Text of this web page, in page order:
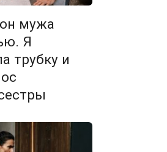
мужа
Я
трубку и